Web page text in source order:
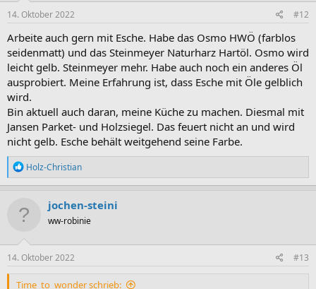
14. Oktober 2022 #12
Arbeite auch gern mit Esche. Habe das Osmo HWÖ (farblos
seidenmatt) und das Steinmeyer Naturharz Hartöl. Osmo wird
leicht gelb. Steinmeyer mehr. Habe auch noch ein anderes Öl
ausprobiert. Meine Erfahrung ist, dass Esche mit Öle gelblich
wird.
Bin aktuell auch daran, meine Küche zu machen. Diesmal mit
Jansen Parket- und Holzsiegel. Das feuert nicht an und wird
nicht gelb. Esche behält weitgehend seine Farbe.
R
e
a
t
n
e
Holz-Christian
jochen-steini
ww-robinie
14. Oktober 2022 #13
Time_to_wonder schrieb: